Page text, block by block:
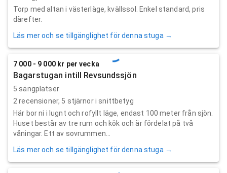
Torp med altan i västerläge, kvällssol. Enkel standard, pris
därefter.
Läs mer och se tillgänglighet för denna stuga →
7 000 - 9 000 kr per vecka
Bagarstugan intill Revsundssjön
5 sängplatser
2 recensioner, 5 stjärnor i snittbetyg
Här bor ni i lugnt och rofyllt läge, endast 100 meter från sjön.
Huset består av tre rum och kök och är fördelat på två
våningar. Ett av sovrummen...
Läs mer och se tillgänglighet för denna stuga →